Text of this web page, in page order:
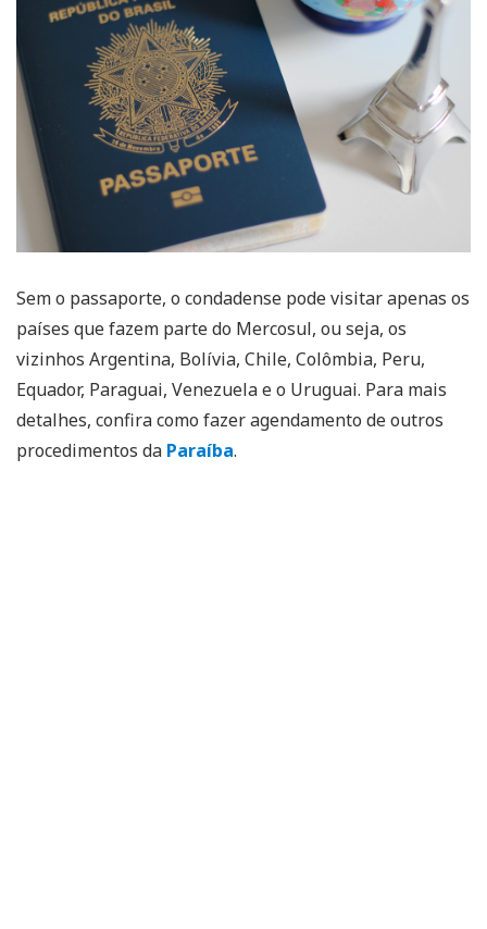
Sem o passaporte, o condadense pode visitar apenas os
países que fazem parte do Mercosul, ou seja, os
vizinhos Argentina, Bolívia, Chile, Colômbia, Peru,
Equador, Paraguai, Venezuela e o Uruguai. Para mais
detalhes, confira como fazer agendamento de outros
procedimentos da Paraíba.